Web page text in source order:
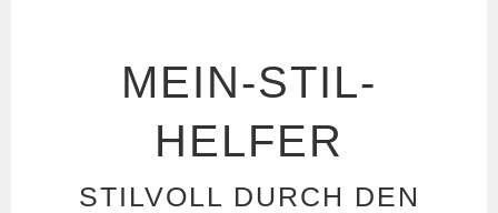
MEIN-STIL-
HELFER
STILVOLL DURCH DEN